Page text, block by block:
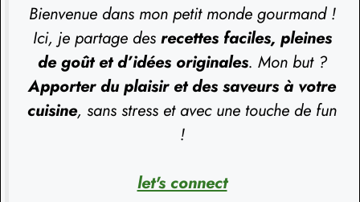
Bienvenue dans mon petit monde gourmand !
Ici, je partage des recettes faciles, pleines
de goût et d’idées originales. Mon but ?
Apporter du plaisir et des saveurs à votre
cuisine, sans stress et avec une touche de fun
!
let's connect